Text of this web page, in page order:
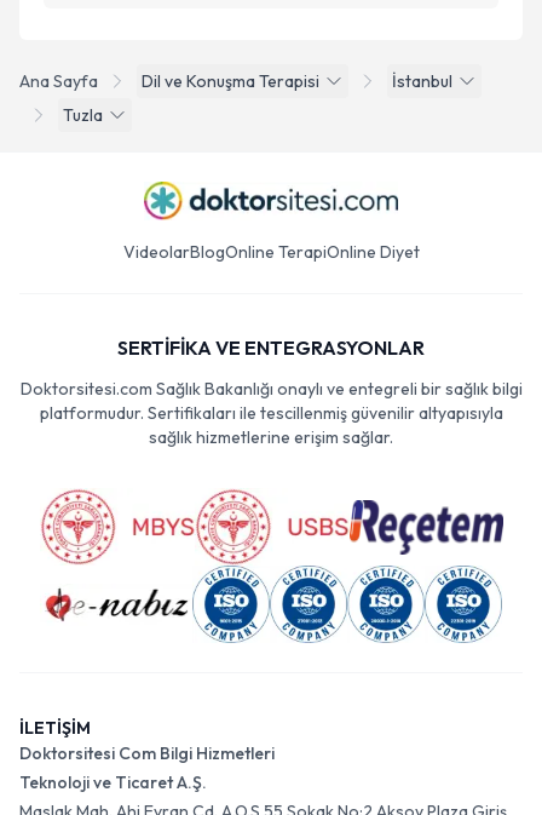
Ana Sayfa Dil ve Konuşma Terapisi
İstanbul
Tuzla
VideolarBlogOnline TerapiOnline Diyet
SERTİFİKA VE ENTEGRASYONLAR
Doktorsitesi.com Sağlık Bakanlığı onaylı ve entegreli bir sağlık bilgi
platformudur. Sertifikaları ile tescillenmiş güvenilir altyapısıyla
sağlık hizmetlerine erişim sağlar.
İLETİŞİM
Doktorsitesi Com Bilgi Hizmetleri
Teknoloji ve Ticaret A.Ş.